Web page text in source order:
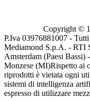
Copyright ©
P.Iva 03976881007 -
Mediamond S.p.A. - RTI
Amsterdam (Paesi
Monzese (MI)Rispetto ai
riprodotti è vietata ogni
sistemi di intelligenza
espresso di utilizzare